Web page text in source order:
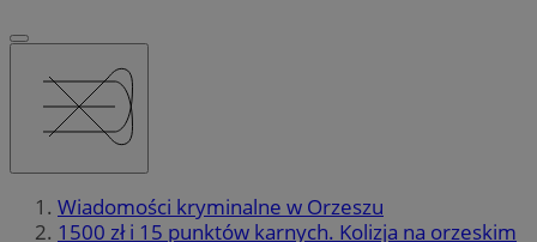
Wiadomości kryminalne w Orzeszu
1500 zł i 15 punktów karnych. Kolizja na orzeskim